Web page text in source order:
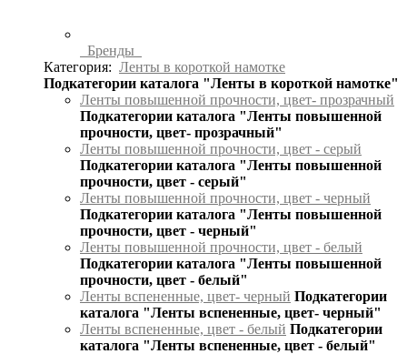
Бренды
Категория: Ленты в короткой намотке
Подкатегории каталога "Ленты в короткой намотке"
Ленты повышенной прочности, цвет- прозрачный
Подкатегории каталога "Ленты повышенной
прочности, цвет- прозрачный"
Ленты повышенной прочности, цвет - серый
Подкатегории каталога "Ленты повышенной
прочности, цвет - серый"
Ленты повышенной прочности, цвет - черный
Подкатегории каталога "Ленты повышенной
прочности, цвет - черный"
Ленты повышенной прочности, цвет - белый
Подкатегории каталога "Ленты повышенной
прочности, цвет - белый"
Ленты вспененные, цвет- черный Подкатегории
каталога "Ленты вспененные, цвет- черный"
Ленты вспененные, цвет - белый Подкатегории
каталога "Ленты вспененные, цвет - белый"